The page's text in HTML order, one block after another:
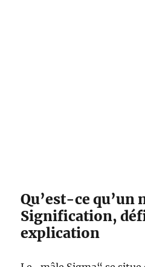
Qu’est-ce qu’un
Signification,
explication